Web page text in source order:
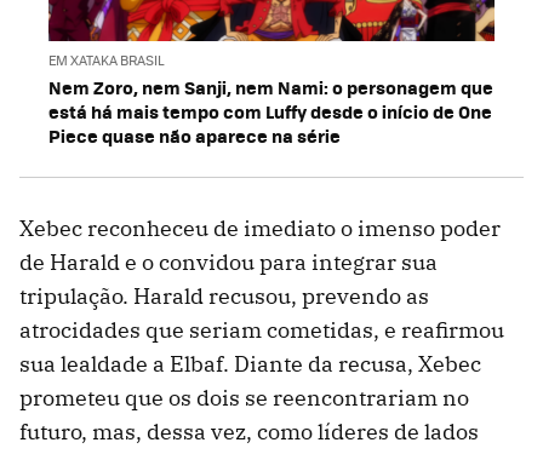
EM XATAKA BRASIL
Nem Zoro, nem Sanji, nem Nami: o personagem que
está há mais tempo com Luffy desde o início de One
Piece quase não aparece na série
Xebec reconheceu de imediato o imenso poder
de Harald e o convidou para integrar sua
tripulação. Harald recusou, prevendo as
atrocidades que seriam cometidas, e reafirmou
sua lealdade a Elbaf. Diante da recusa, Xebec
prometeu que os dois se reencontrariam no
futuro, mas, dessa vez, como líderes de lados